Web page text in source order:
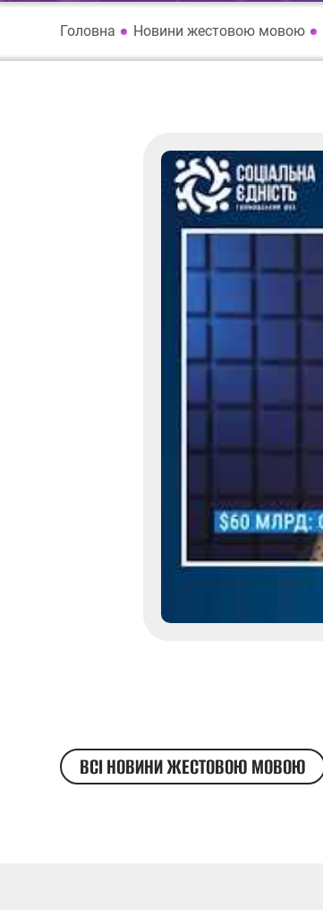
Головна Новини жестовою мовою
ВСІ НОВИНИ ЖЕСТОВОЮ МОВОЮ